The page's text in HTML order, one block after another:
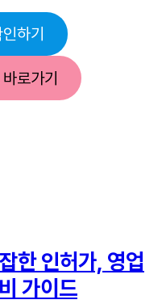
하기
로가기
한 인허가, 영업
가이드